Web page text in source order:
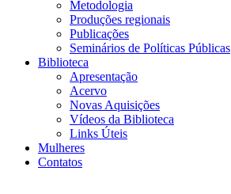
Metodologia
Produções regionais
Publicações
Seminários de Políticas Públicas
Biblioteca
Apresentação
Acervo
Novas Aquisições
Vídeos da Biblioteca
Links Úteis
Mulheres
Contatos